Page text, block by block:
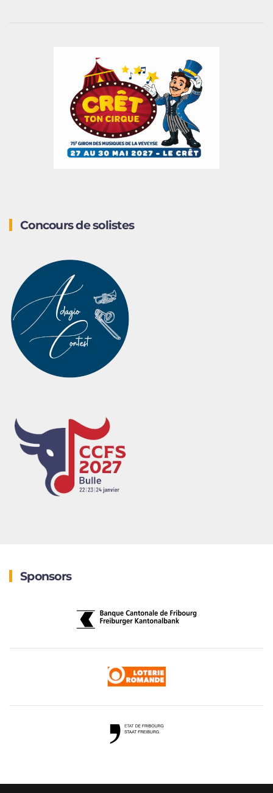
Concours de solistes
Sponsors